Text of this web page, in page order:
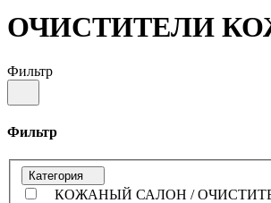
ОЧИСТИТЕЛИ
Фильтр
Фильтр
Категория
КОЖАНЫЙ САЛОН /